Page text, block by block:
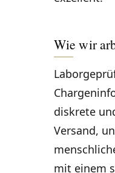
Wie wir
diskrete
Versand,
mit einem